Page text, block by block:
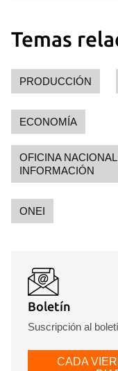
Temas
PRODUCCIÓN
ECONOMÍA
OFICINA
INFORMACIÓN
ONEI
Boletín
Suscripción al
CADA